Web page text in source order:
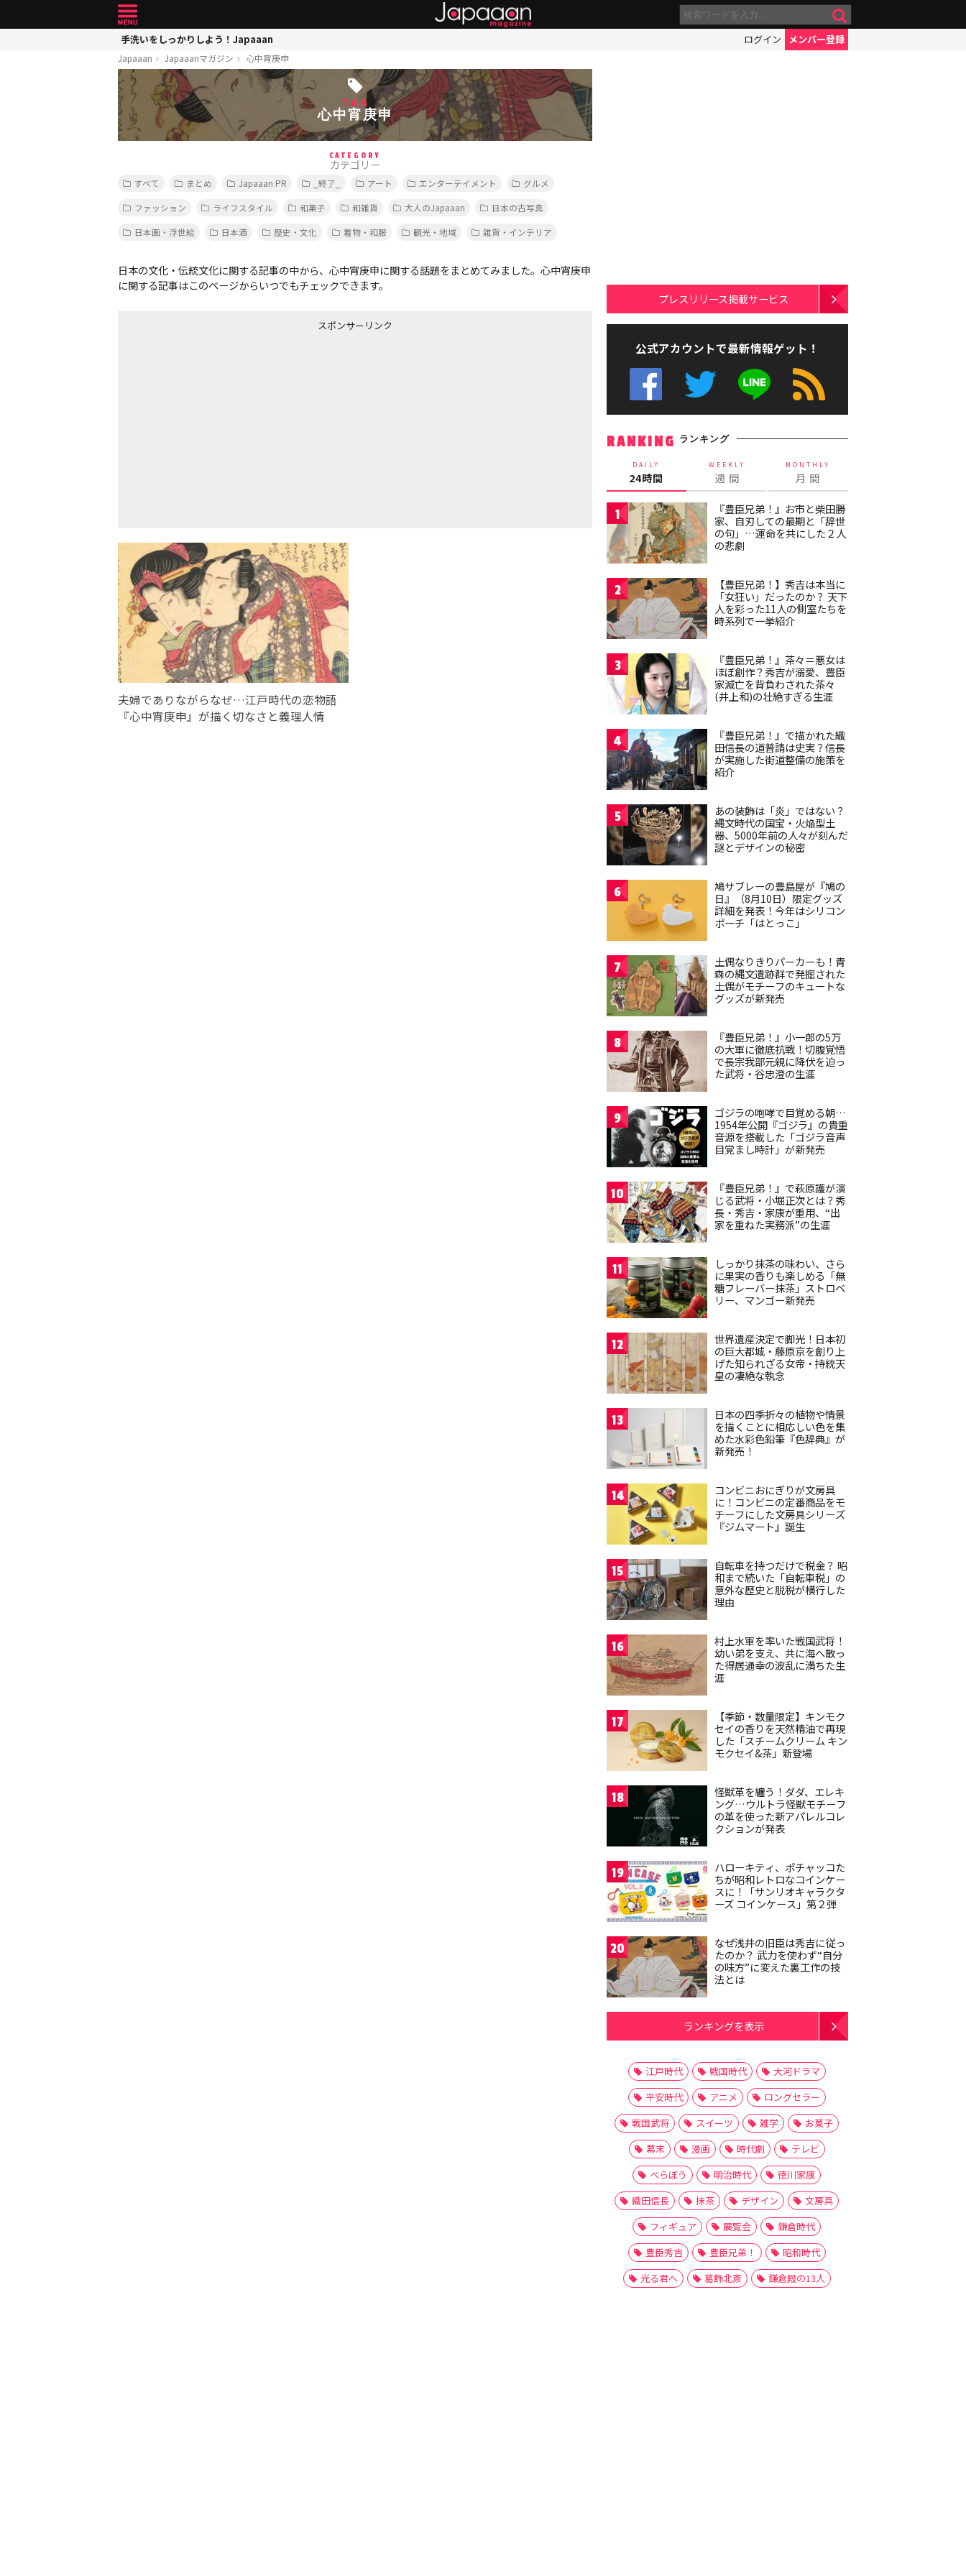
手洗いをしっかりしよう！Japaaan ログイン メンバー登録
Japaaan Japaaanマガジン 心中宵庚申
TAG
心中宵庚申
CATEGORY
カテゴリー
すべて まとめ Japaaan PR _終了_ アート エンターテイメント
グルメ
ファッション
ライフスタイル 和菓子 和雑貨 大人のJapaaan
日本の古写真
日本画・浮世絵
日本酒 歴史・文化 着物・和服 観光・地域 雑貨・インテリア
日本の文化・伝統文化に関する記事の中から、心中宵庚申に関する話題をまとめてみました。心中宵庚申
に関する記事はこのページからいつでもチェックできます。
スポンサーリンク
夫婦でありながらなぜ…江戸時代の恋物語
『心中宵庚申』が描く切なさと義理人情
プレスリリース掲載サービス
公式アカウントで最新情報ゲット！
RANKING ランキング
DAILY
24時間
WEEKLY
週 間
MONTHLY
月 間
1
『豊臣兄弟！』お市と柴田勝
家、自刃しての最期と「辞世
の句」…運命を共にした２人
の悲劇
2
【豊臣兄弟！】秀吉は本当に
「女狂い」だったのか？ 天下
人を彩った11人の側室たちを
時系列で一挙紹介
3
『豊臣兄弟！』茶々＝悪女は
ほぼ創作？秀吉が溺愛、豊臣
家滅亡を背負わされた茶々
(井上和)の壮絶すぎる生涯
4
『豊臣兄弟！』で描かれた織
田信長の道普請は史実？信長
が実施した街道整備の施策を
紹介
5
あの装飾は「炎」ではない？
縄文時代の国宝・火焔型土
器、5000年前の人々が刻んだ
謎とデザインの秘密
6
鳩サブレーの豊島屋が『鳩の
日』（8月10日）限定グッズ
詳細を発表！今年はシリコン
ポーチ「はとっこ」
7
土偶なりきりパーカーも！青
森の縄文遺跡群で発掘された
土偶がモチーフのキュートな
グッズが新発売
8
『豊臣兄弟！』小一郎の5万
の大軍に徹底抗戦！切腹覚悟
で長宗我部元親に降伏を迫っ
た武将・谷忠澄の生涯
9
ゴジラの咆哮で目覚める朝…
1954年公開『ゴジラ』の貴重
音源を搭載した「ゴジラ音声
目覚まし時計」が新発売
10
『豊臣兄弟！』で萩原護が演
じる武将・小堀正次とは？秀
長・秀吉・家康が重用、“出
家を重ねた実務派”の生涯
11
しっかり抹茶の味わい、さら
に果実の香りも楽しめる「無
糖フレーバー抹茶」ストロベ
リー、マンゴー新発売
12
世界遺産決定で脚光！日本初
の巨大都城・藤原京を創り上
げた知られざる女帝・持統天
皇の凄絶な執念
13
日本の四季折々の植物や情景
を描くことに相応しい色を集
めた水彩色鉛筆『色辞典』が
新発売！
14
コンビニおにぎりが文房具
に！コンビニの定番商品をモ
チーフにした文房具シリーズ
『ジムマート』誕生
15
自転車を持つだけで税金？ 昭
和まで続いた「自転車税」の
意外な歴史と脱税が横行した
理由
16
村上水軍を率いた戦国武将！
幼い弟を支え、共に海へ散っ
た得居通幸の波乱に満ちた生
涯
17
【季節・数量限定】キンモク
セイの香りを天然精油で再現
した「スチームクリーム キン
モクセイ&茶」新登場
18
怪獣革を纏う！ダダ、エレキ
ング…ウルトラ怪獣モチーフ
の革を使った新アパレルコレ
クションが発表
19
ハローキティ、ポチャッコた
ちが昭和レトロなコインケー
スに！「サンリオキャラクタ
ーズ コインケース」第２弾
20
なぜ浅井の旧臣は秀吉に従っ
たのか？ 武力を使わず“自分
の味方”に変えた裏工作の技
法とは
ランキングを表示
江戸時代 戦国時代
大河ドラマ
平安時代
アニメ
ロングセラー
戦国武将
スイーツ 雑学
お菓子
幕末
漫画 時代劇
テレビ
べらぼう
明治時代
徳川家康
織田信長
抹茶 デザイン
文房具
フィギュア
展覧会
鎌倉時代
豊臣秀吉
豊臣兄弟！
昭和時代
光る君へ
葛飾北斎 鎌倉殿の13人